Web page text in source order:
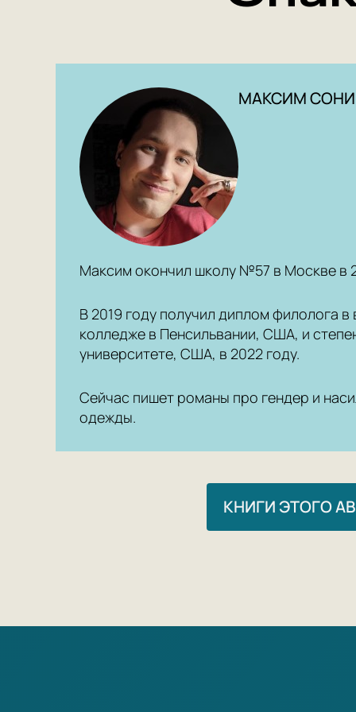
МАКСИМ
Максим окончил школу №57 в Москве в
В 2019 году получил диплом филолога
колледже в Пенсильвании, США, и
университете, США, в 2022 году.
Сейчас пишет романы про гендер и
одежды.
КНИГИ ЭТОГО